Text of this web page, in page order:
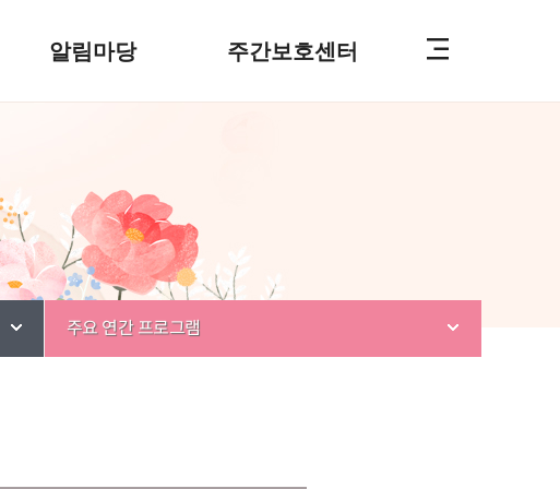
알림마당 주간보호센터
주요 연간 프로그램